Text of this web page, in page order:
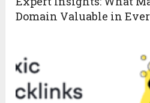
Domain Valuable in